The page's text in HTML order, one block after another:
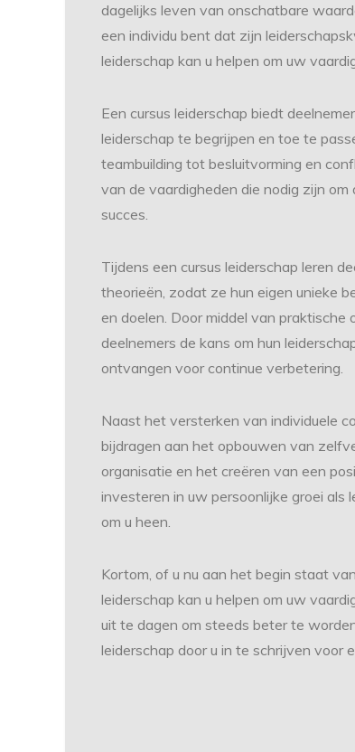
dagelijks leven van onschatbare
een individu bent dat zijn
leiderschap kan u helpen om uw
Een cursus leiderschap biedt
leiderschap te begrijpen en toe te
teambuilding tot besluitvorming en
van de vaardigheden die nodig zijn
succes.
Tijdens een cursus leiderschap leren
theorieën, zodat ze hun eigen unieke
en doelen. Door middel van praktische
deelnemers de kans om hun
ontvangen voor continue verbetering.
Naast het versterken van individuele
bijdragen aan het opbouwen van
organisatie en het creëren van een
investeren in uw persoonlijke groei als
om u heen.
Kortom, of u nu aan het begin staat
leiderschap kan u helpen om uw
uit te dagen om steeds beter te
leiderschap door u in te schrijven voor